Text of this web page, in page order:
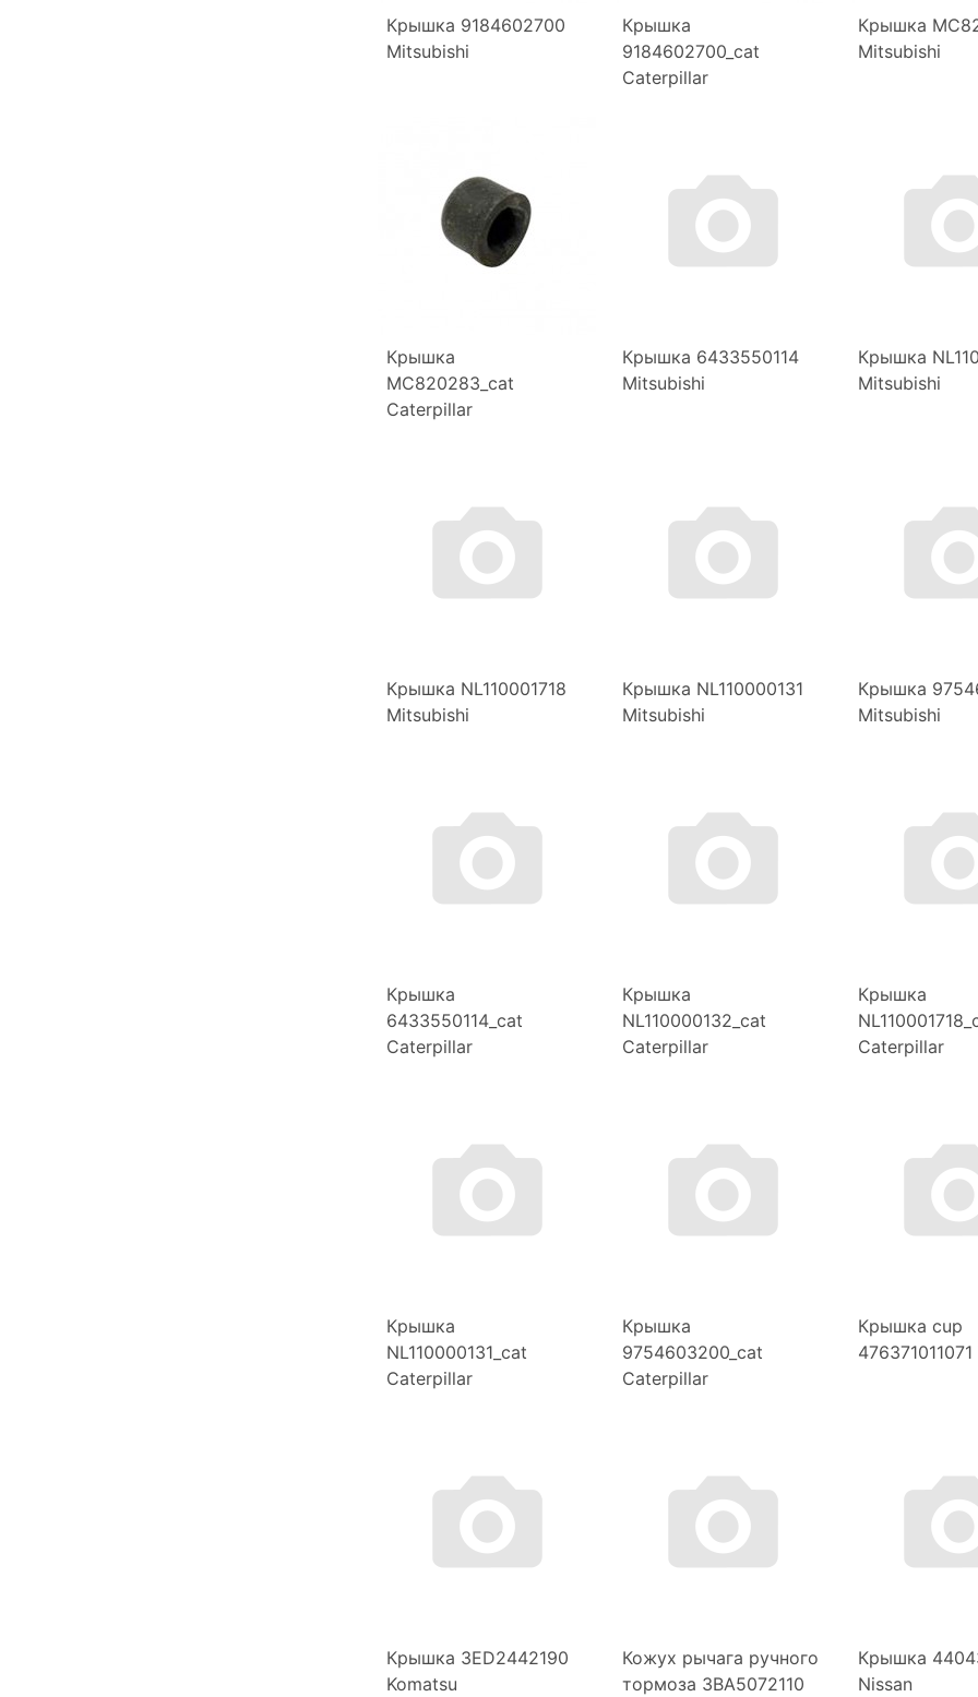
Крышка 9184602700
Mitsubishi
Крышка
9184602700_cat
Caterpillar
Крышка
Mitsubishi
Крышка
MC820283_cat
Caterpillar
Крышка 6433550114
Mitsubishi
Крышка
Mitsubishi
Крышка NL110001718
Mitsubishi
Крышка NL110000131
Mitsubishi
Крышка
Mitsubishi
Крышка
6433550114_cat
Caterpillar
Крышка
NL110000132_cat
Caterpillar
Крышка
Caterpillar
Крышка
NL110000131_cat
Caterpillar
Крышка
9754603200_cat
Caterpillar
Крышка cup
Крышка 3ED2442190
Komatsu
Кожух рычага ручного
тормоза 3BA5072110
Крышка
Nissan